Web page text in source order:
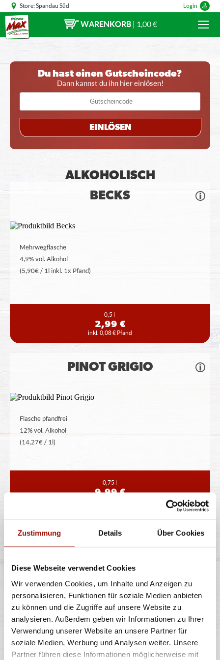
Zustimmung Details Über Cookies
Diese Webseite verwendet Cookies
Wir verwenden Cookies, um Inhalte und Anzeigen zu
personalisieren, Funktionen für soziale Medien anbieten
zu können und die Zugriffe auf unsere Website zu
analysieren. Außerdem geben wir Informationen zu Ihrer
Verwendung unserer Website an unsere Partner für
soziale Medien, Werbung und Analysen weiter. Unsere
Partner führen diese Informationen möglicherweise mit
Store:Spandau Süd Login
WARENKORB | 1,00 €
Du hast einen Gutscheincode?
Dann kannst du ihn hier einlösen!
EINLÖSEN
ALKOHOLISCH
BECKS
Mehrwegflasche
4,9% vol. Alkohol
(5,90€ / 1l inkl. 1x Pfand)
0,5 l
2,99 €
inkl. 0,08 € Pfand
PINOT GRIGIO
Flasche pfandfrei
12% vol. Alkohol
(14,27€ / 1l)
0,75 l
9,99 €
CHIANTI
Flasche pfandfrei
12% vol. Alkohol
(14,27€ / 1l)
0,75 l
9,99 €